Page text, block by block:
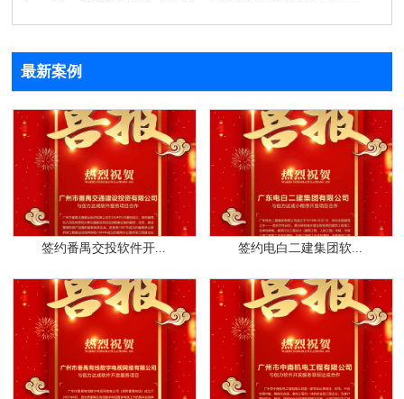
最新案例
签约番禺交投软件开... 签约电白二建集团软...